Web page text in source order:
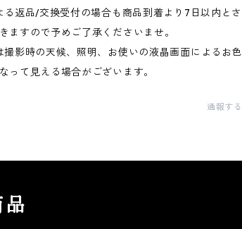
返品/交換受付の場合も商品到着より7日以内とさ
ますので予めご了承くださいませ。
影時の天候、照明、お使いの液晶画面によるお色
って見える場合がございます。
通報する